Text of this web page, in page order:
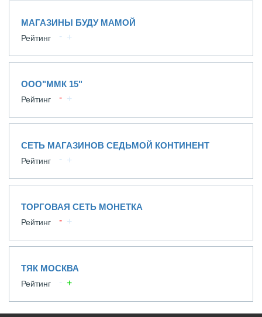
МАГАЗИНЫ БУДУ МАМОЙ
Рейтинг
ООО"ММК 15"
Рейтинг
СЕТЬ МАГАЗИНОВ СЕДЬМОЙ КОНТИНЕНТ
Рейтинг
ТОРГОВАЯ СЕТЬ МОНЕТКА
Рейтинг
ТЯК МОСКВА
Рейтинг